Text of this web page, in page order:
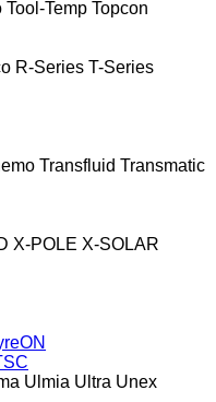
Tool-Temp Topcon
R-Series T-Series
Transfluid Transmatic
X-POLE X-SOLAR
Ulmia Ultra Unex